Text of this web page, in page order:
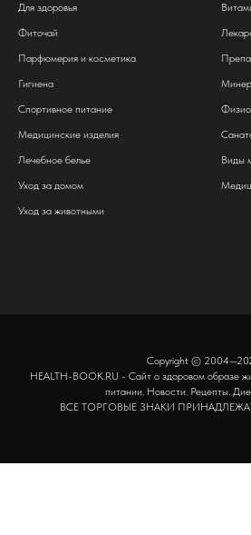
Для здоровья
Фиточай
Парфюмерия и косметика
Гигиена
Спортивное питание
Медицинские изделия
Лечебное белье
Уход за домом
Уход за животными
Виды
Copyright ©
HEALTH-BOOK.RU - Сайт о здоровом образе
питании. Новости. Рецепты.
ВСЕ ТОРГОВЫЕ ЗНАКИ